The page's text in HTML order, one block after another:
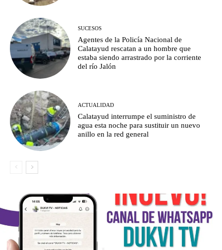
SUCESOS
Agentes de la Policía Nacional de
Calatayud rescatan a un hombre que
estaba siendo arrastrado por la corriente
del río Jalón
ACTUALIDAD
Calatayud interrumpe el suministro de
agua esta noche para sustituir un nuevo
anillo en la red general